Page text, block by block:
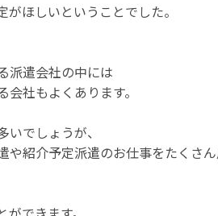
ほしいということでした。
派遣会社の中には
社もよくあります。
でしょうが、
や紹介予定派遣のお仕事をたくさ